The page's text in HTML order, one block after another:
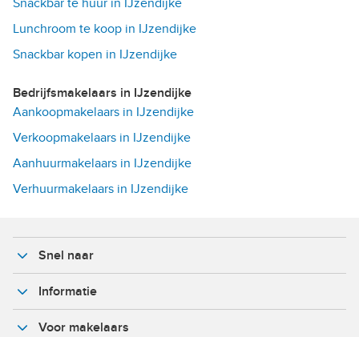
Lunchroom te koop in IJzendijke
Snackbar kopen in IJzendijke
Bedrijfsmakelaars in IJzendijke
Aankoopmakelaars in IJzendijke
Verkoopmakelaars in IJzendijke
Aanhuurmakelaars in IJzendijke
Verhuurmakelaars in IJzendijke
Snel naar
Informatie
Voor makelaars